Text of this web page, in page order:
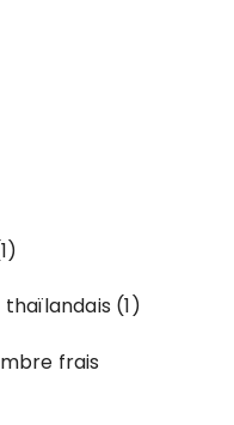
thaïlandais (1)
frais